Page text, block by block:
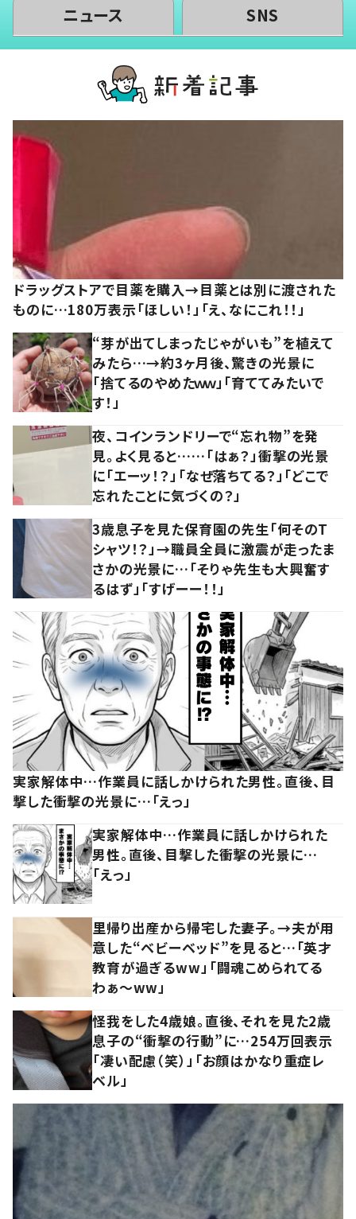
ニュース SNS
ドラッグストアで目薬を購入→目薬とは別に渡された
ものに…180万表示「ほしい！」「え、なにこれ！！」
“芽が出てしまったじゃがいも”を植えて
みたら…→約3ヶ月後、驚きの光景に
「捨てるのやめたｗｗ」「育ててみたいで
す！」
夜、コインランドリーで“忘れ物”を発
見。よく見ると……「はぁ？」衝撃の光景
に「エーッ！？」「なぜ落ちてる？」「どこで
忘れたことに気づくの？」
3歳息子を見た保育園の先生「何そのT
シャツ！？」→職員全員に激震が走ったま
さかの光景に…「そりゃ先生も大興奮す
るはず」「すげーー！！」
実家解体中…作業員に話しかけられた男性。直後、目
撃した衝撃の光景に…「えっ」
実家解体中…作業員に話しかけられた
男性。直後、目撃した衝撃の光景に…
「えっ」
里帰り出産から帰宅した妻子。→夫が用
意した“ベビーベッド”を見ると…「英才
教育が過ぎるww」「闘魂こめられてる
わぁ～ww」
怪我をした4歳娘。直後、それを見た2歳
息子の“衝撃の行動”に…254万回表示
「凄い配慮（笑）」「お顔はかなり重症レ
ベル」